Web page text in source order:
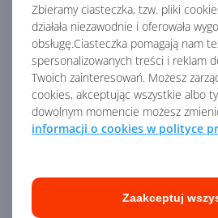
Zbieramy ciasteczka, tzw. pliki
działała niezawodnie i oferowała
obsługę.Ciasteczka pomagają nam
spersonalizowanych treści i reklam
Twoich zainteresowań. Możesz
cookies, akceptując wszystkie albo
dowolnym momencie możesz
informacji o cookies w polityce
Zaakceptuj
Możemy także w ramach
dostęp do kalendarza prezesa,
przez asystentkę lub sekretarkę.
kalendarzem, poczta e-mail
zakładanie zasobów (samochód
konferencyjne) i wykorzystywania
kalendarz wyposażony został w
funkcję, jaką jest Asystent